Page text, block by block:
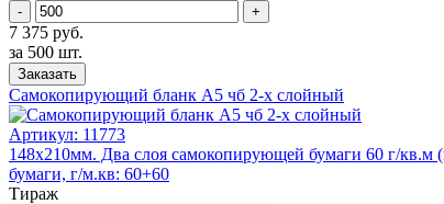
- +
7 375 руб.
за 500 шт.
Заказать
Самокопирующий бланк А5 чб 2-x слойный
Артикул: 11773
148х210мм. Два слоя самокопирующей бумаги 60 г/кв.м
бумаги, г/м.кв: 60+60
Тираж